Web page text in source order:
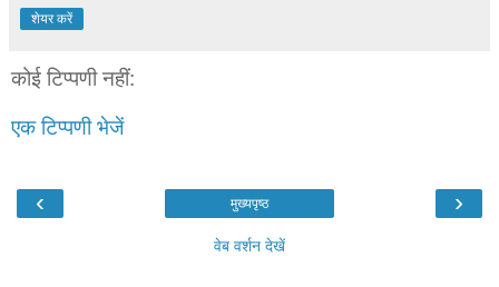
शेयर करें
कोई टिप्पणी नहीं:
एक टिप्पणी भेजें
‹ ›
मुख्यपृष्ठ
वेब वर्शन देखें